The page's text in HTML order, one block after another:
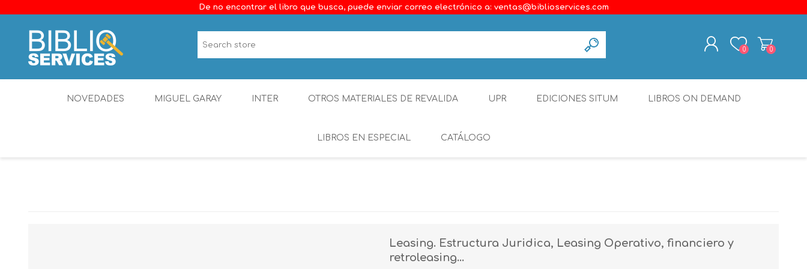
De no encontrar el libro que busca, puede enviar correo electrónico a: ventas@biblioservices.com
0 0
NOVEDADES MIGUEL GARAY INTER OTROS MATERIALES DE REVALIDA UPR EDICIONES SITUM LIBROS ON DEMAND
Editora Educación Emergente
LIBROS EN ESPECIAL CATÁLOGO
Derecho Comercial
Leasing. Estructura Juridica, Leasing Operativo, financiero y
retroleasing...